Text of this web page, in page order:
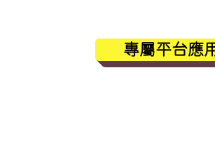
專屬平台應